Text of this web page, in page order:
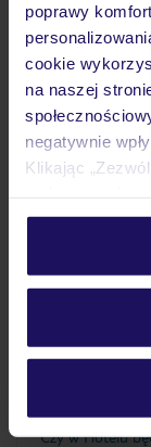
poprawy
cookie
na naszej
negatywnie
Klikając
personalizować
Szczegółowe
Pokoje
Wyżywienie
Ważne
Czy w Hotelu